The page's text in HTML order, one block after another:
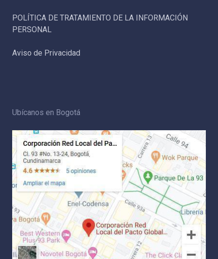
POLÍTICA DE TRATAMIENTO DE LA INFORMACIÓN
PERSONAL
Aviso de Privacidad
Ubícanos en Bogotá